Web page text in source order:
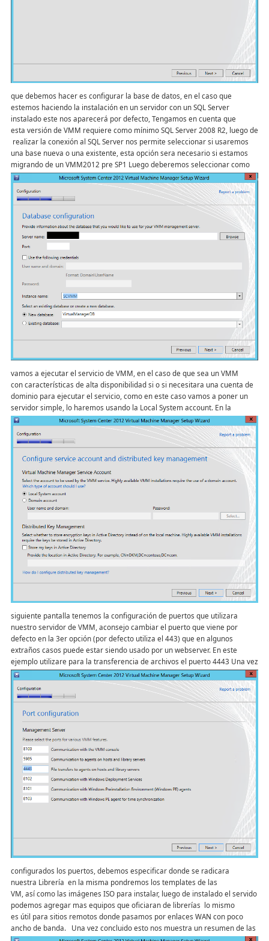
que debemos hacer es configurar la base de datos, en el caso que
estemos haciendo la instalación en un servidor con un SQL Server
instalado este nos aparecerá por defecto, Tengamos en cuenta que
esta versión de VMM requiere como mínimo SQL Server 2008 R2, luego de
realizar la conexión al SQL Server nos permite seleccionar si usaremos
una base nueva o una existente, esta opción sera necesario si estamos
migrando de un VMM2012 pre SP1 Luego deberemos seleccionar como
vamos a ejecutar el servicio de VMM, en el caso de que sea un VMM
con características de alta disponibilidad si o si necesitara una cuenta de
dominio para ejecutar el servicio, como en este caso vamos a poner un
servidor simple, lo haremos usando la Local System account. En la
siguiente pantalla tenemos la configuración de puertos que utilizara
nuestro servidor de VMM, aconsejo cambiar el puerto que viene por
defecto en la 3er opción (por defecto utiliza el 443) que en algunos
extraños casos puede estar siendo usado por un webserver. En este
ejemplo utilizare para la transferencia de archivos el puerto 4443 Una vez
configurados los puertos, debemos especificar donde se radicara
nuestra Librería en la misma pondremos los templates de las
VM, así como las imágenes ISO para instalar, luego de instalado el servido
podemos agregar mas equipos que oficiaran de librerías lo mismo
es útil para sitios remotos donde pasamos por enlaces WAN con poco
ancho de banda.
Una vez concluido esto nos muestra un resumen de las